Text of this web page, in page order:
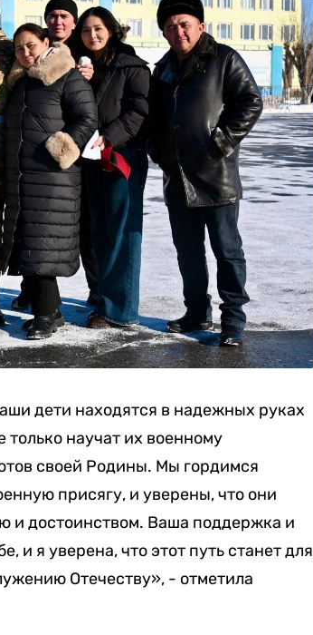
дети находятся в надежных руках
научат их военному
своей Родины. Мы гордимся
присягу, и уверены, что они
и достоинством. Ваша поддержка и
и я уверена, что этот путь станет для
Отечеству», - отметила